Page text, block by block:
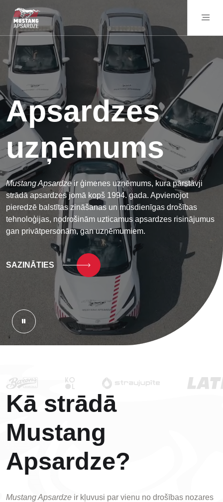
Apsardzes
uzņēmums
Mustang Apsardzeir ģimenes uzņēmums, kura pārstāvji
strādā apsardzes jomā kopš 1994. gada. Apvienojot
pieredzē balstītas zināšanas un mūsdienīgas drošības
tehnoloģijas, nodrošinām uzticamus apsardzes risinājumus
gan privātpersonām, gan uzņēmumiem.
SAZINĀTIES
Kā strādā
Mustang
Apsardze?
Mustang Apsardze ir kļuvusi par vienu no drošības nozares